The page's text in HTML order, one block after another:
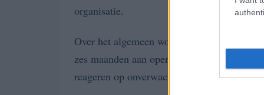
organisatie.
Over het algemeen wordt aanbevolen om
zes maanden aan operationele kosten. Dit
reageren op onverwachte financiële